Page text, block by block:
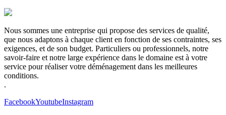
Nous sommes une entreprise qui propose des services de qualité,
que nous adaptons à chaque client en fonction de ses contraintes, ses
exigences, et de son budget. Particuliers ou professionnels, notre
savoir-faire et notre large expérience dans le domaine est à votre
service pour réaliser votre déménagement dans les meilleures
conditions.
.
FacebookYoutubeInstagram